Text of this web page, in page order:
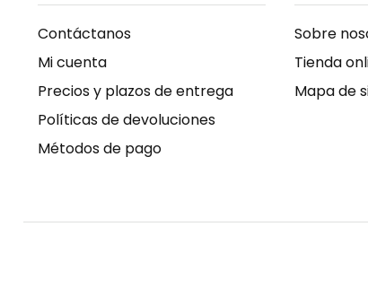
Contáctanos
Mi cuenta
Precios y plazos de entrega
Políticas de devoluciones
Métodos de pago
Sobre
Tienda
Mapa de